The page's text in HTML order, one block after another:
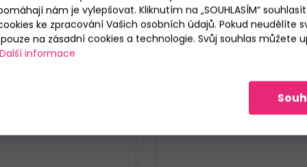
nám je vylepšovat. Kliknutím na „SOUHLASÍM“
ke zpracování Vašich osobních údajů. Pokud neudělíte
na zásadní cookies a technologie. Svůj souhlas můžete
Další informace
DETAIL
L XL XXL
DETAIL